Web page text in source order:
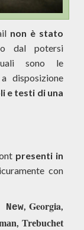
non è stato
dal potersi
sono le
disposizione
e testi di una
presenti in
con
, Georgia,
,Trebuchet